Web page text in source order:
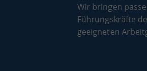
Wir bringen
Führungskräfte
geeigneten